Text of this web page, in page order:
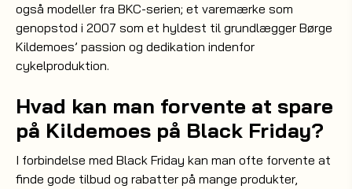
også modeller fra BKC-serien; et varemærke som
genopstod i 2007 som et hyldest til grundlægger Børge
Kildemoes’ passion og dedikation indenfor
cykelproduktion.
Hvad kan man forvente at spare
på Kildemoes på Black Friday?
I forbindelse med Black Friday kan man ofte forvente at
finde gode tilbud og rabatter på mange produkter,